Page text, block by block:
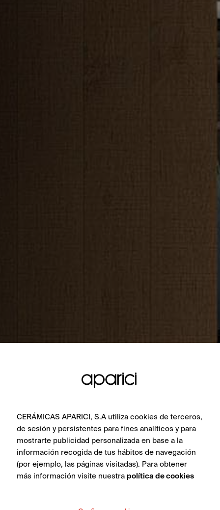
CERÁMICAS APARICI, S.A utiliza cookies de terceros,
de sesión y persistentes para fines analíticos y para
mostrarte publicidad personalizada en base a la
información recogida de tus hábitos de navegación
(por ejemplo, las páginas visitadas). Para obtener
más información visite nuestra política de cookies